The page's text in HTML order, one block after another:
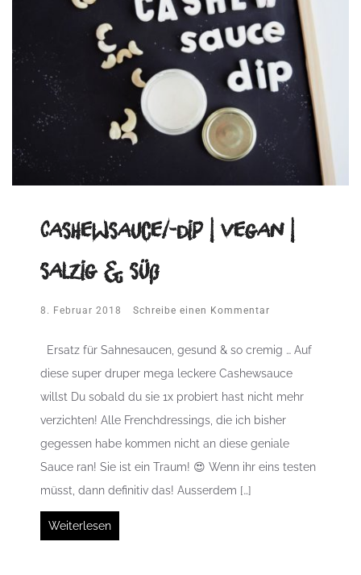
Cashewsauce/-dip | vegan |
salzig & süß
8. Februar 2018 Schreibe einen Kommentar
Ersatz für Sahnesaucen, gesund & so cremig … Auf
diese super druper mega leckere Cashewsauce
willst Du sobald du sie 1x probiert hast nicht mehr
verzichten! Alle Frenchdressings, die ich bisher
gegessen habe kommen nicht an diese geniale
Sauce ran! Sie ist ein Traum! 😍 Wenn ihr eins testen
müsst, dann definitiv das! Ausserdem […]
Weiterlesen